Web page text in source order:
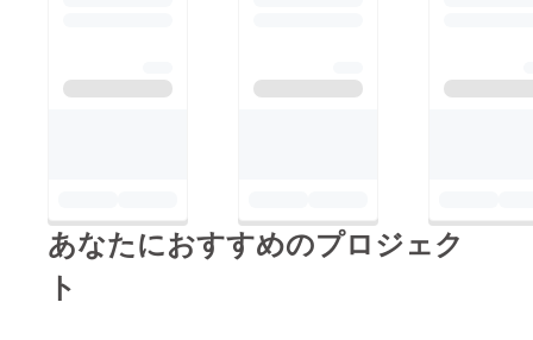
礼の品については6月
駆け回っており、今し
http://gotochi-
{ここにサイトのURL}]
[ここにサイトのタイ
配布をして大好評で
申し訳ありませんが
3,000円以上の方とさ
あなたにおすすめのプロジェク
ト